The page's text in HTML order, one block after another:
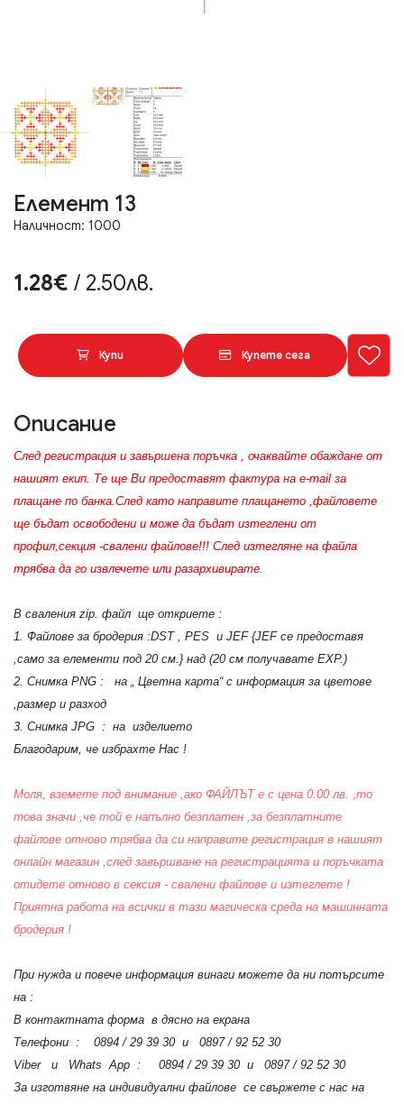
Елемент 13
Наличност: 1000
1.28€ / 2.50лв.
Купи Купете сега
Описание
След регистрация и завършена поръчка , очаквайте обаждане от
нашият екип. Те ще Ви предоставят фактура на e-mail за
плащане по банка.След като направите плащането ,файловете
ще бъдат освободени и може да бъдат изтеглени от
профил,секция -свалени файлове!!! След изтегляне на файла
трябва да го извлечете или разархивирате.
В сваления zip. файл ще откриете :
1. Файлове за бродерия :DST , PES и JEF {JEF се предоставя
,само за елементи под 20 см.} над (20 см получавате EXP.)
2. Снимка PNG : на „ Цветна карта“ с информация за цветове
,размер и разход
3. Снимка JPG : на изделието
Благодарим, че избрахте Нас !
Моля, вземете под внимание ,ако ФАЙЛЪТ е с цена 0.00 лв. ,то
това значи ,че той е напълно безплатен ,за безплатните
файлове отново трябва да си направите регистрация в нашият
онлайн магазин ,след завършване на регистрацията и поръчката
отидете отново в сексия - свалени файлове и изтеглете !
Приятна работа на всички в тази магическа среда на машинната
бродерия !
При нужда и повече информация винаги можете да ни потърсите
на :
В контактната форма в дясно на екрана
Телефони : 0894 / 29 39 30 и 0897 / 92 52 30
Viber и Whats App : 0894 / 29 39 30 и 0897 / 92 52 30
За изготвяне на индивидуални файлове се свържете с нас на